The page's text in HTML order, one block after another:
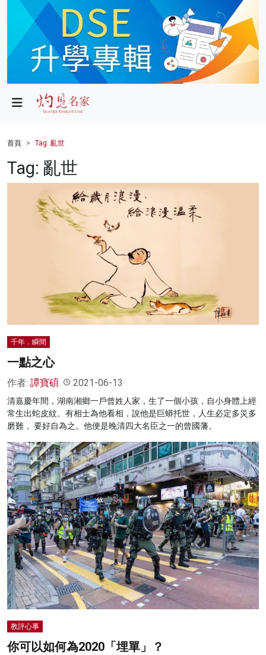
政局
財經
健康
商業
灼見活動
首頁 Tag: 亂世
Tag: 亂世
千年．瞬間
一點之心
作者: 譚寶碩 2021-06-13
清嘉慶年間，湖南湘鄉一戶曾姓人家，生了一個小孩，自小身體上經
常生出蛇皮紋。有相士為他看相，說他是巨蟒托世，人生必定多災多
磨難， 要好自為之。他便是晚清四大名臣之一的曾國藩。
教評心事
你可以如何為2020「埋單」？